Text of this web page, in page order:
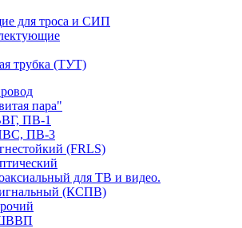
для троса и СИП
трубка (ТУТ)
пара"
ПВ-1
ПВ-3
(FRLS)
для ТВ и видео.
(КСПВ)
ШВВП